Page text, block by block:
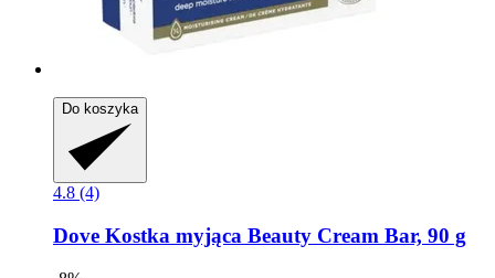
Do koszyka
4.8 (4)
Dove Kostka myjąca Beauty Cream Bar, 90 g